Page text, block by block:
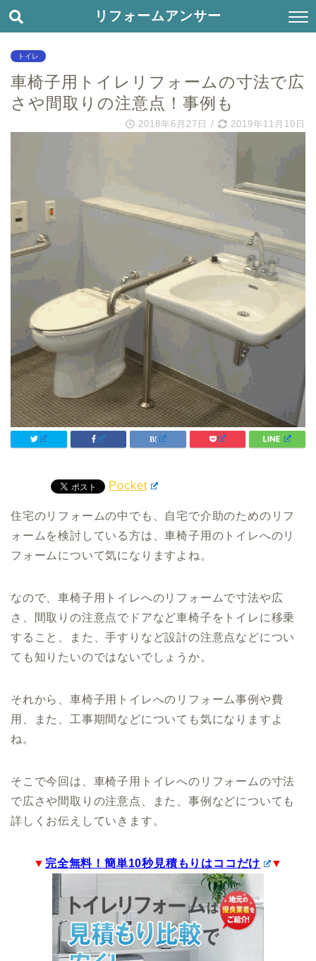
リフォームアンサー
トイレ
車椅子用トイレリフォームの寸法で広
さや間取りの注意点！事例も
2018年6月27日 / 2019年11月10日
Pocket
住宅のリフォームの中でも、自宅で介助のためのリフ
ォームを検討している方は、車椅子用のトイレへのリ
フォームについて気になりますよね。
なので、車椅子用トイレへのリフォームで寸法や広
さ、間取りの注意点でドアなど車椅子をトイレに移乗
すること、また、手すりなど設計の注意点などについ
ても知りたいのではないでしょうか。
それから、車椅子用トイレへのリフォーム事例や費
用、また、工事期間などについても気になりますよ
ね。
そこで今回は、車椅子用トイレへのリフォームの寸法
で広さや間取りの注意点、また、事例などについても
詳しくお伝えしていきます。
▼ 完全無料！簡単10秒見積もりはココだけ ▼